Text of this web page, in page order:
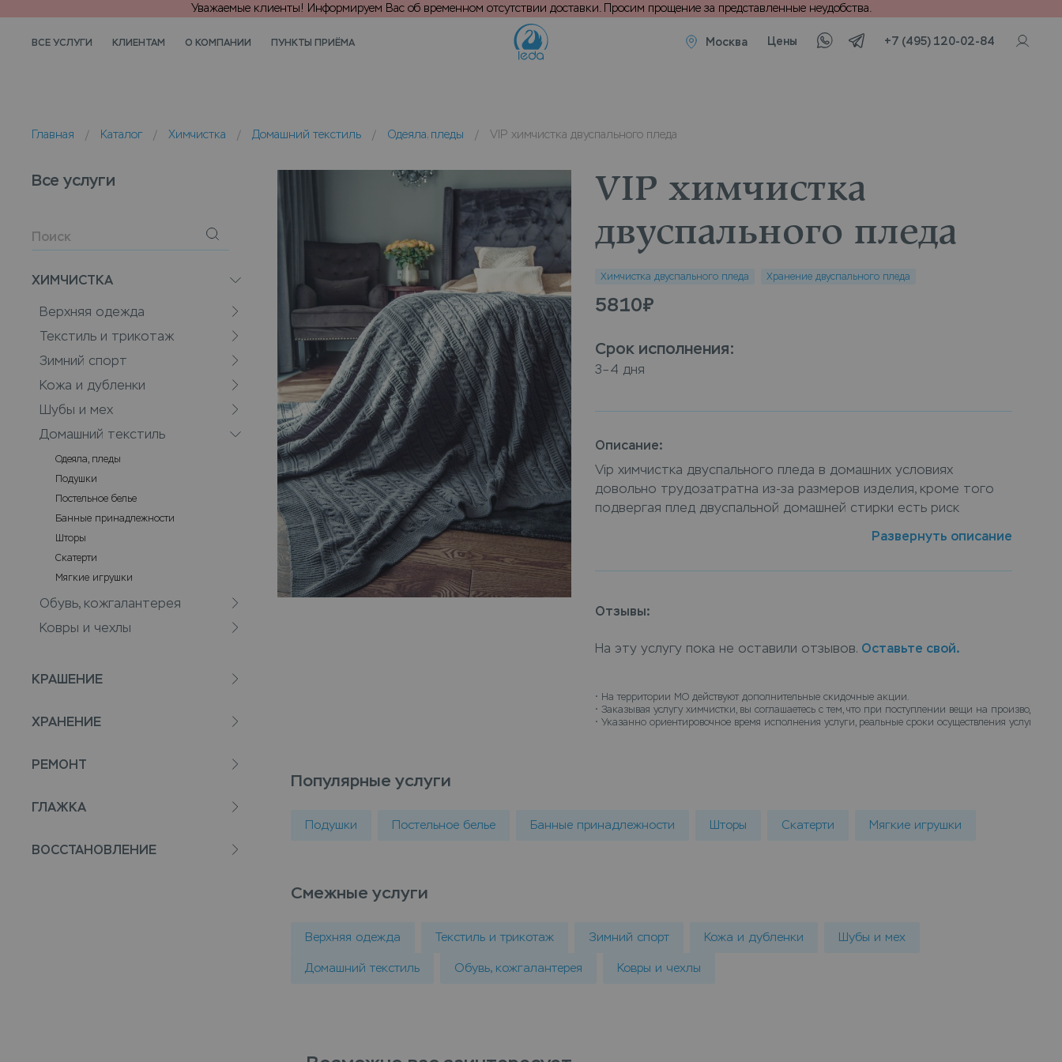
Уважаемые клиенты! Информируем Вас об временном отсутствии доставки. Просим прощение за представленные неудобства.
ВСЕ УСЛУГИ КЛИЕНТАМ О КОМПАНИИ ПУНКТЫ ПРИЁМА Москва Цены +7 (495) 120-02-84
Главная / Каталог / Химчистка / Домашний текстиль / Одеяла, пледы / VIP химчистка двуспального пледа
Все услуги
ХИМЧИСТКА
Верхняя одежда
Текстиль и трикотаж
Зимний спорт
Кожа и дубленки
Шубы и мех
Домашний текстиль
Одеяла, пледы
Подушки
Постельное белье
Банные принадлежности
Шторы
Скатерти
Мягкие игрушки
Обувь, кожгалантерея
Ковры и чехлы
КРАШЕНИЕ
ХРАНЕНИЕ
РЕМОНТ
ГЛАЖКА
ВОССТАНОВЛЕНИЕ
VIP химчистка
двуспального пледа
Химчистка двуспального пледа Хранение двуспального пледа
5810₽
Срок исполнения:
3–4 дня
Описание:
Vip химчистка двуспального пледа в домашних условиях
довольно трудозатратна из-за размеров изделия, кроме того
подвергая плед двуспальной домашней стирки есть риск
работе мы используем только современное оборудование и
приема Leda, или закажите химчистку с доставкой на дом, курьер
Развернуть описание
Отзывы:
На эту услугу пока не оставили отзывов. Оставьте свой.
• На территории МО действуют дополнительные скидочные акции.
• Заказывая услугу химчистки, вы соглашаетесь с тем, что при поступлении вещи на
• Указанно ориентировочное время исполнения услуги, реальные сроки осуществления услуги
Популярные услуги
Подушки Постельное белье Банные принадлежности Шторы Скатерти Мягкие игрушки
Смежные услуги
Верхняя одежда Текстиль и трикотаж Зимний спорт Кожа и дубленки Шубы и мех
Домашний текстиль Обувь, кожгалантерея Ковры и чехлы